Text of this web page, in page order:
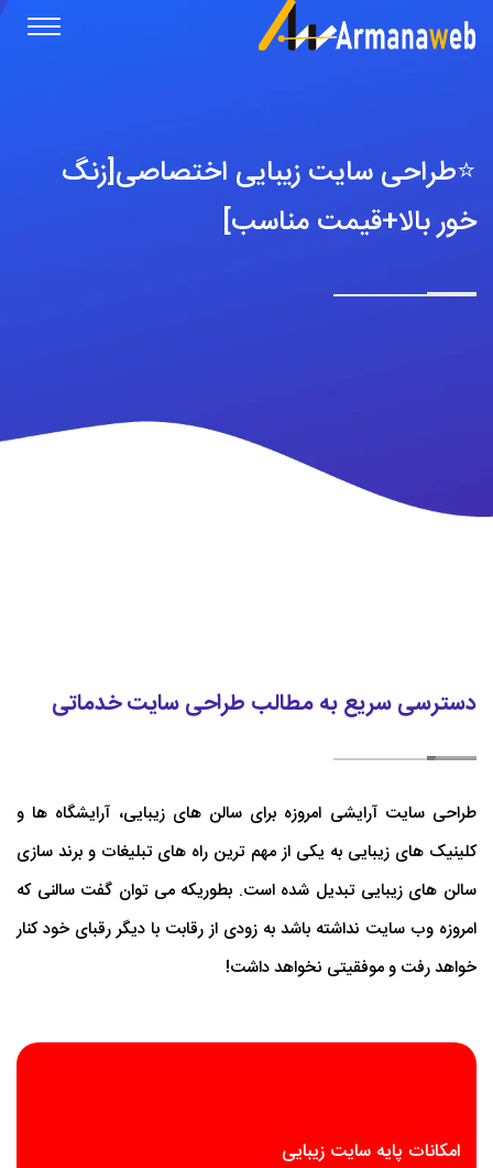
⭐️طراحی سایت زیبایی اختصاصی[زنگ
خور بالا+قیمت مناسب]
دسترسی سریع به مطالب طراحی سایت خدماتی
طراحی سایت آرایشی امروزه برای سالن های زیبایی، آرایشگاه ها و
کلینیک های زیبایی به یکی از مهم ترین راه های تبلیغات و برند سازی
سالن های زیبایی تبدیل شده است. بطوریکه می توان گفت سالنی که
امروزه وب سایت نداشته باشد به زودی از رقابت با دیگر رقبای خود کنار
خواهد رفت و موفقیتی نخواهد داشت!
امکانات پایه سایت زیبایی